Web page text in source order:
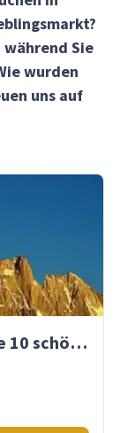
Sie
wurden
uns auf
Peru Sehenswürdigkeiten — die 10 schönsten Orte